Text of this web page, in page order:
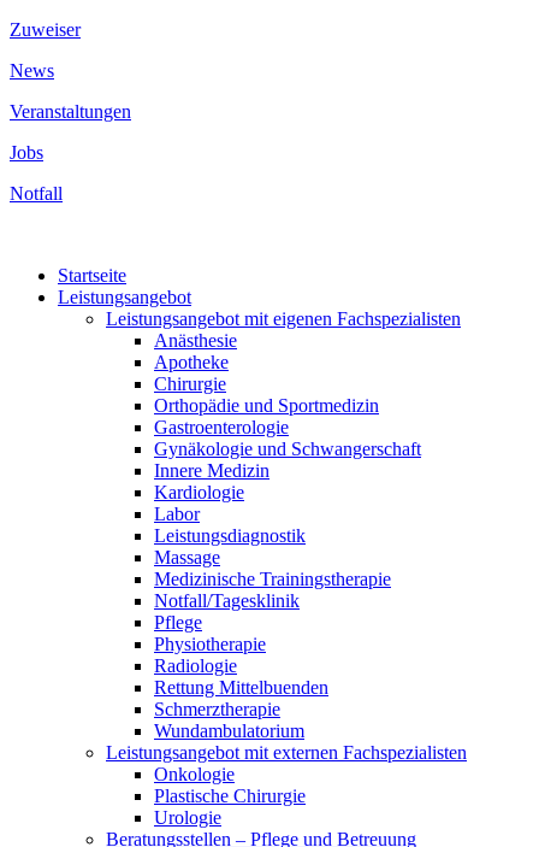
Zuweiser
News
Veranstaltungen
Jobs
Notfall
Startseite
Leistungsangebot
Leistungsangebot mit eigenen Fachspezialisten
Anästhesie
Apotheke
Chirurgie
Orthopädie und Sportmedizin
Gastroenterologie
Gynäkologie und Schwangerschaft
Innere Medizin
Kardiologie
Labor
Leistungsdiagnostik
Massage
Medizinische Trainingstherapie
Notfall/Tagesklinik
Pflege
Physiotherapie
Radiologie
Rettung Mittelbuenden
Schmerztherapie
Wundambulatorium
Leistungsangebot mit externen Fachspezialisten
Onkologie
Plastische Chirurgie
Urologie
Beratungsstellen – Pflege und Betreuung